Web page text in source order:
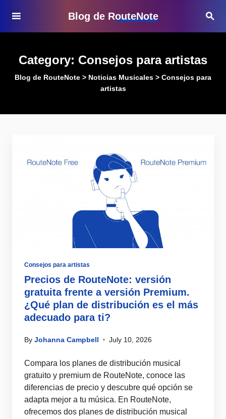
Blog de RouteNote
Category: Consejos para artistas
Blog de RouteNote > Noticias Musicales > Consejos para
artistas
Consejos para artistas
Precios de RouteNote: versión
gratuita frente a versión Premium.
¿Qué plan de distribución es el más
adecuado para ti?
By Johanna Campbell July 10, 2026
Compara los planes de distribución musical
gratuito y premium de RouteNote, conoce las
diferencias de precio y descubre qué opción se
adapta mejor a tu música. En RouteNote,
ofrecemos dos planes de distribución musical